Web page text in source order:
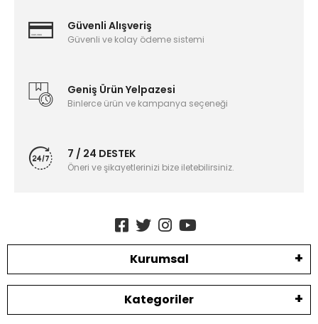
Güvenli Alışveriş
Güvenli ve kolay ödeme sistemi
Geniş Ürün Yelpazesi
Binlerce ürün ve kampanya seçeneği
7 / 24 DESTEK
Öneri ve şikayetlerinizi bize iletebilirsiniz.
Kurumsal
Kategoriler